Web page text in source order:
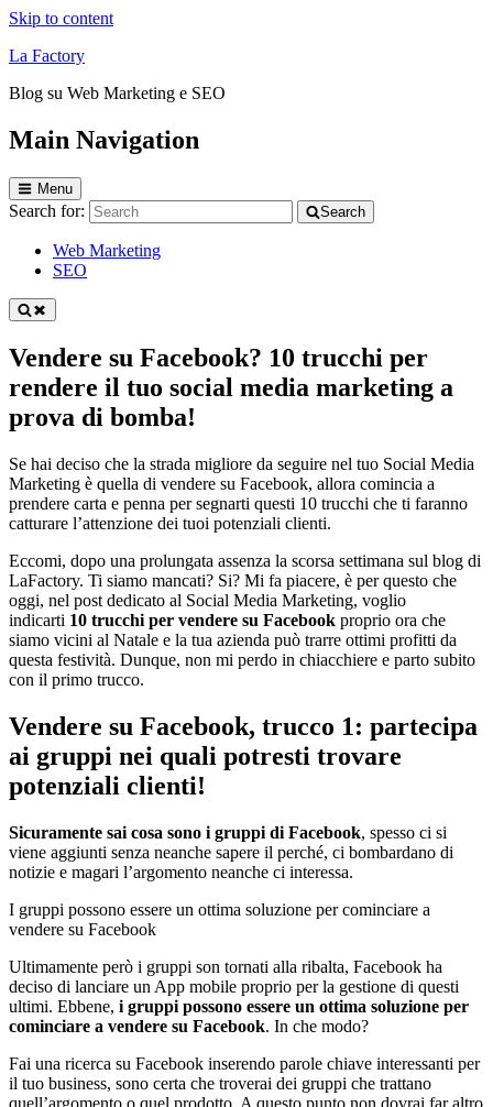
Skip to content
La Factory
Blog su Web Marketing e SEO
Main Navigation
Menu
Search for: Search
Web Marketing
SEO
Vendere su Facebook? 10 trucchi per
rendere il tuo social media marketing a
prova di bomba!
Se hai deciso che la strada migliore da seguire nel tuo Social Media
Marketing è quella di vendere su Facebook, allora comincia a
prendere carta e penna per segnarti questi 10 trucchi che ti faranno
catturare l’attenzione dei tuoi potenziali clienti.
Eccomi, dopo una prolungata assenza la scorsa settimana sul blog di
LaFactory. Ti siamo mancati? Si? Mi fa piacere, è per questo che
oggi, nel post dedicato al Social Media Marketing, voglio
indicarti 10 trucchi per vendere su Facebook proprio ora che
siamo vicini al Natale e la tua azienda può trarre ottimi profitti da
questa festività. Dunque, non mi perdo in chiacchiere e parto subito
con il primo trucco.
Vendere su Facebook, trucco 1: partecipa
ai gruppi nei quali potresti trovare
potenziali clienti!
Sicuramente sai cosa sono i gruppi di Facebook, spesso ci si
viene aggiunti senza neanche sapere il perché, ci bombardano di
notizie e magari l’argomento neanche ci interessa.
I gruppi possono essere un ottima soluzione per cominciare a
vendere su Facebook
Ultimamente però i gruppi son tornati alla ribalta, Facebook ha
deciso di lanciare un App mobile proprio per la gestione di questi
ultimi. Ebbene, i gruppi possono essere un ottima soluzione per
cominciare a vendere su Facebook. In che modo?
Fai una ricerca su Facebook inserendo parole chiave interessanti per
il tuo business, sono certa che troverai dei gruppi che trattano
quell’argomento o quel prodotto. A questo punto non dovrai far altro